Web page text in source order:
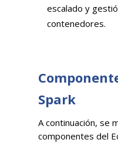
escalado y
contenedores.
Spark
A continuación, se
componentes del